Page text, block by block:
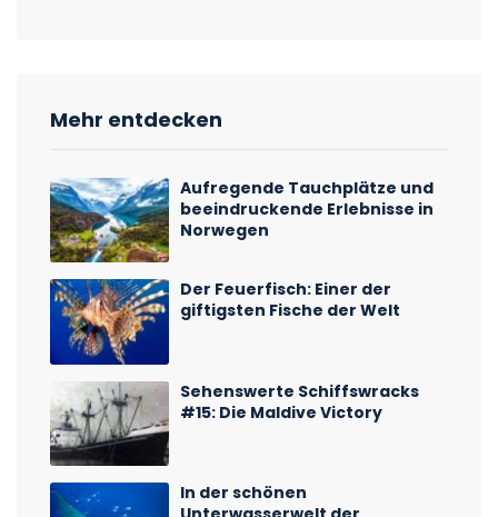
Mehr entdecken
Aufregende Tauchplätze und
beeindruckende Erlebnisse in
Norwegen
Der Feuerfisch: Einer der
giftigsten Fische der Welt
Sehenswerte Schiffswracks
#15: Die Maldive Victory
In der schönen